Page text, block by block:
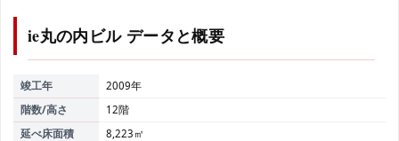
ie丸の内ビル データと概要
竣工年
2009年
階数/高さ
12階
延べ床面積
8,223㎡